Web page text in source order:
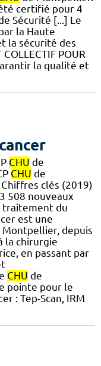
certifié pour 4
Sécurité [...] Le
la Haute
la sécurité des
POUR
la qualité et
CHU de
CHU de
clés (2019)
508 nouveaux
traitement du
est une
Montpellier, depuis
la chirurgie
en passant par
CHU de
pointe pour le
: Tep-Scan, IRM